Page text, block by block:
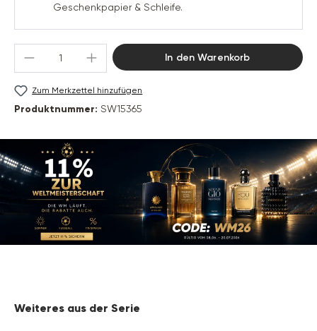
Geschenkpapier & Schleife.
Produkt Anzahl: Gib den gewünschten
In den Warenkorb
Zum Merkzettel hinzufügen
Produktnummer: SW15365
Produktgalerie überspringen
Weiteres aus der Serie